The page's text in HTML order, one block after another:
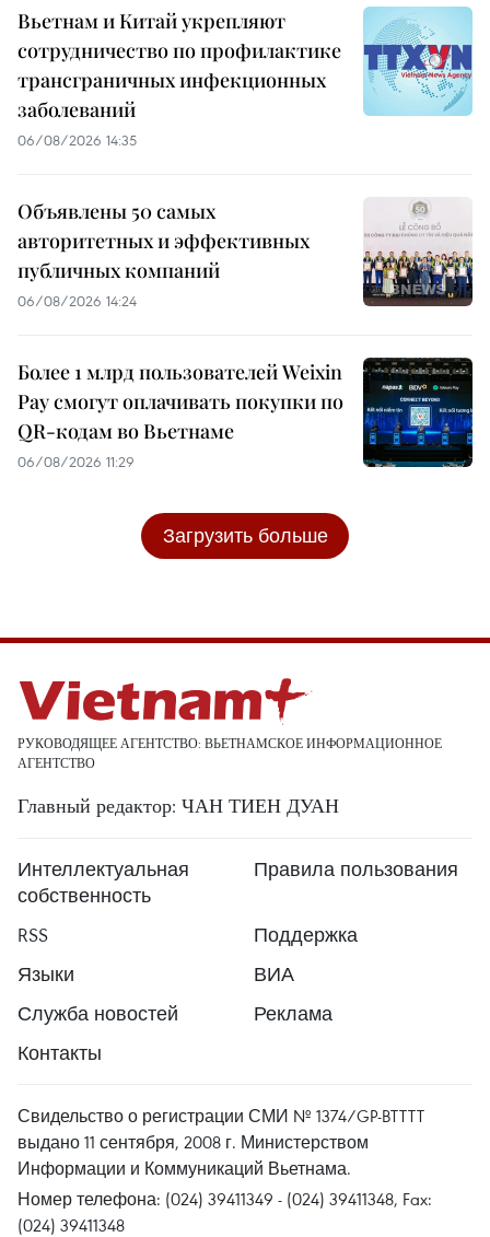
Вьетнам и Китай укрепляют
сотрудничество по профилактике
трансграничных инфекционных
заболеваний
06/08/2026 14:35
Объявлены 50 самых
авторитетных и эффективных
публичных компаний
06/08/2026 14:24
Более 1 млрд пользователей Weixin
Pay смогут оплачивать покупки по
QR-кодам во Вьетнаме
06/08/2026 11:29
Загрузить больше
РУКОВОДЯЩЕЕ АГЕНТСТВО: ВЬЕТНАМСКОЕ ИНФОРМАЦИОННОЕ
АГЕНТСТВО
Главный редактор: ЧАН ТИЕН ДУАН
Интеллектуальная
собственность
Правила пользования
RSS
Поддержка
Языки
ВИА
Служба новостей
Реклама
Контакты
Свидельство о регистрации СМИ № 1374/GP-BTTTT
выдано 11 сентября, 2008 г. Министерством
Информации и Коммуникаций Вьетнама.
Номер телефона: (024) 39411349 - (024) 39411348, Fax:
(024) 39411348